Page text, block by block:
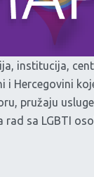
institucija,
i Hercegovini
pružaju
rad sa LGBTI